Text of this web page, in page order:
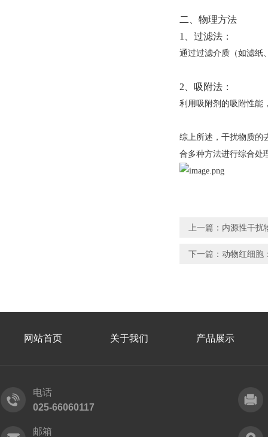
二、物理方法
1、过滤法：
通过过滤介质（如滤纸
2、吸附法：
利用吸附剂的吸附性能
综上所述，干扰物质的
合多种方法进行综合处
上一篇： 内源性干扰
下一篇： 动物红细胞
网站首页 关于我们 产品展示
电话
025-66060117
邮箱